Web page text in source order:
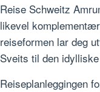
Reise Schweitz
likevel
reiseformen lar deg
Sveits til den
Reiseplanleggingen